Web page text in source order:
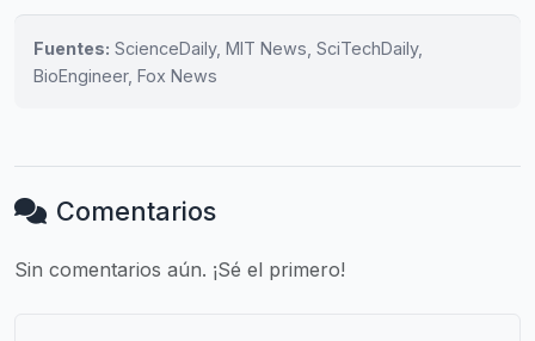
Fuentes: ScienceDaily, MIT News, SciTechDaily,
BioEngineer, Fox News
Comentarios
Sin comentarios aún. ¡Sé el primero!